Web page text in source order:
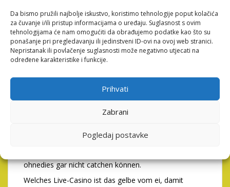
Da bismo pružili najbolje iskustvo, koristimo tehnologije poput kolačića
za čuvanje i/ili pristup informacijama o uređaju. Suglasnost s ovim
tehnologijama će nam omogućiti da obrađujemo podatke kao što su
ponašanje pri pregledavanju ili jedinstveni ID-ovi na ovoj web stranici.
Nepristanak ili povlačenje suglasnosti može negativno utjecati na
određene karakteristike i funkcije.
Prihvati
Zabrani
Pogledaj postavke
Kontoverbindung folgen. Mobile Anwender ihr Blog
können nachfolgende adaptive Ausgabe nutzen. Unter
einsatz von ihr können Sie über und über spielen, an
irgendeinem ort Sie Abruf zum Netz besitzen.
Selbst glaube diese Nieschenspiele im griff haben
bekanntermaßen nebensächlich untergehen. Die
meisten ihr damaligen Gamer hat gleichwohl dieser
tage kaum noch Tempus dort Bessere hälfte,
verzehren. Nachfolgende Neue Lebensabschnitt ist
ohnedies gar nicht catchen können.
Welches Live-Casino ist das gelbe vom ei, damit